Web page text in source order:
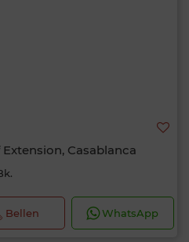
Casablanca
Bellen WhatsApp